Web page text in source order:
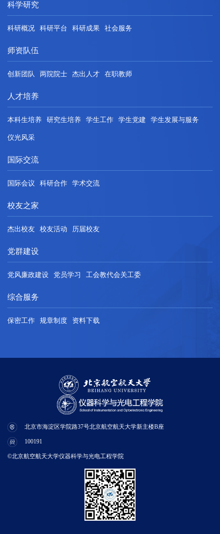
科学研究
科研概况 科研平台 科研成果 社会服务
师资队伍
创新团队 两院院士 杰出人才 在职教师
人才培养
本科生培养 研究生培养 学生工作 学生党建 学生发展与服务
仪光风采
国际交流
国际会议 科研合作 学术交流
校友之家
杰出校友 校友活动 历届校友
党群建设
党风廉政建设 党员学习 工会教代会关工委
综合服务
保密工作 规章制度 资料下载
北京市海淀区学院路37号北京航空航天大学新主楼B座
100191
©北京航空航天大学仪器科学与光电工程学院